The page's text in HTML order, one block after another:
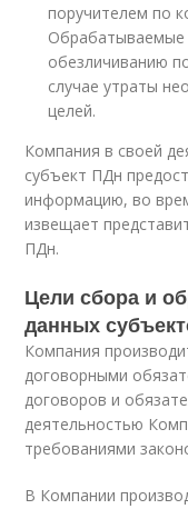
поручителем по
обезличиванию
случае утраты
целей.
Компания в своей
субъект ПДн
информацию, во
извещает
ПДн.
Цели сбора и
данных
Компания
договорными
договоров и
деятельностью
требованиями
В Компании